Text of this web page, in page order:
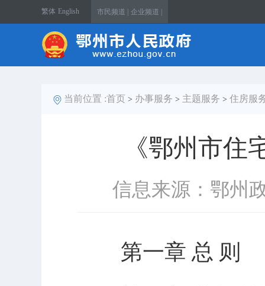
繁体 English 市民频道 | 企业频道 |
当前位置 :首页 > 办事服务 > 主题服务 > 住房服
《鄂州市
信息来源：鄂州
第一章 总 则